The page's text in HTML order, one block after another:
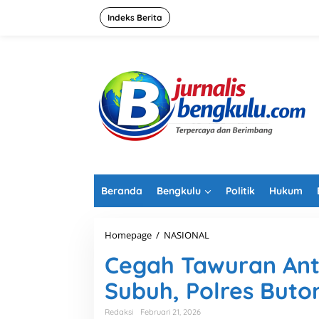
Indeks Berita
Beranda Bengkulu Politik Hukum
Homepage / NASIONAL
g
a
h
T
Cegah Tawuran
Subuh, Polres
Redaksi
Februari 21, 2026